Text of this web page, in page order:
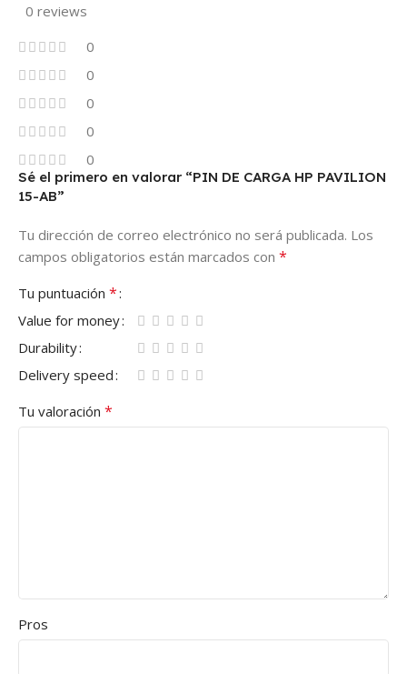
0 reviews
0
0
0
0
0
Sé el primero en valorar “PIN DE CARGA HP PAVILION
15-AB”
Tu dirección de correo electrónico no será publicada. Los
campos obligatorios están marcados con *
Tu puntuación *
Value for money
Durability
Delivery speed
Tu valoración *
Pros